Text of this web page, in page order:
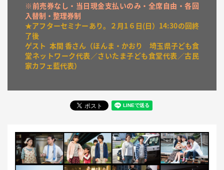
※前売券なし・当日現金支払いのみ・全席自由・各回
入替制・整理券制
★アフターセミナーあり。２月1６日(日）14:30の回終
了後
ゲスト 本間 香さん（ほんま・かおり 埼玉県子ども食
堂ネットワーク代表／さいたま子ども食堂代表／古民
家カフェ藍代表）